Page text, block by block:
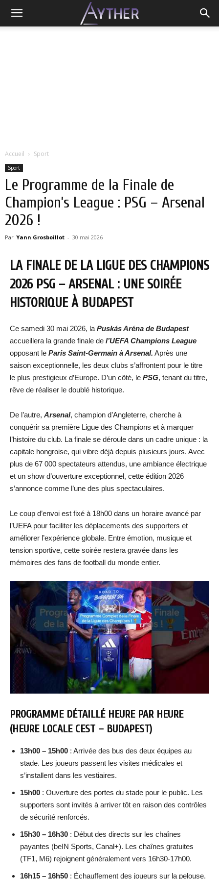
Accueil Sport
Sport
Le Programme de la Finale de
Champion’s League : PSG – Arsenal
2026 !
Par Yann Grosboillot - 30 mai 2026
LA FINALE DE LA LIGUE DES CHAMPIONS
2026 PSG – ARSENAL : UNE SOIRÉE
HISTORIQUE À BUDAPEST
Ce samedi 30 mai 2026, la Puskás Aréna de Budapest
accueillera la grande finale de l’UEFA Champions League
opposant le Paris Saint-Germain à Arsenal. Après une
saison exceptionnelle, les deux clubs s’affrontent pour le titre
le plus prestigieux d’Europe. D’un côté, le PSG, tenant du titre,
rêve de réaliser le doublé historique.
De l’autre, Arsenal, champion d’Angleterre, cherche à
conquérir sa première Ligue des Champions et à marquer
l’histoire du club. La finale se déroule dans un cadre unique : la
capitale hongroise, qui vibre déjà depuis plusieurs jours. Avec
plus de 67 000 spectateurs attendus, une ambiance électrique
et un show d’ouverture exceptionnel, cette édition 2026
s’annonce comme l’une des plus spectaculaires.
Le coup d’envoi est fixé à 18h00 dans un horaire avancé par
l’UEFA pour faciliter les déplacements des supporters et
améliorer l’expérience globale. Entre émotion, musique et
tension sportive, cette soirée restera gravée dans les
mémoires des fans de football du monde entier.
PROGRAMME DÉTAILLÉ HEURE PAR HEURE
(HEURE LOCALE CEST – BUDAPEST)
13h00 – 15h00 : Arrivée des bus des deux équipes au
stade. Les joueurs passent les visites médicales et
s’installent dans les vestiaires.
15h00 : Ouverture des portes du stade pour le public. Les
supporters sont invités à arriver tôt en raison des contrôles
de sécurité renforcés.
15h30 – 16h30 : Début des directs sur les chaînes
payantes (beIN Sports, Canal+). Les chaînes gratuites
(TF1, M6) rejoignent généralement vers 16h30-17h00.
16h15 – 16h50 : Échauffement des joueurs sur la pelouse.